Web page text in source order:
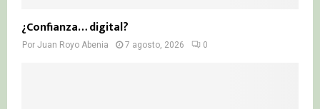
¿Confianza… digital?
Por Juan Royo Abenia 7 agosto, 2026 0